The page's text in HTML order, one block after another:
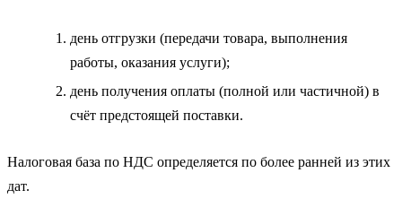
день отгрузки (передачи товара, выполнения
работы, оказания услуги);
день получения оплаты (полной или частичной) в
счёт предстоящей поставки.
Налоговая база по НДС определяется по более ранней из этих
дат.